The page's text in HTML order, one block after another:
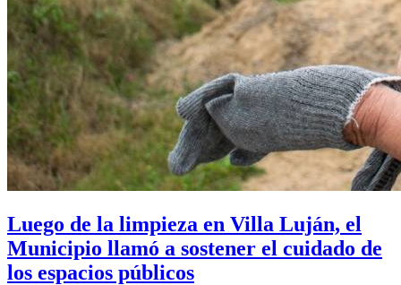
Luego de la limpieza en Villa Luján, el
Municipio llamó a sostener el cuidado de
los espacios públicos